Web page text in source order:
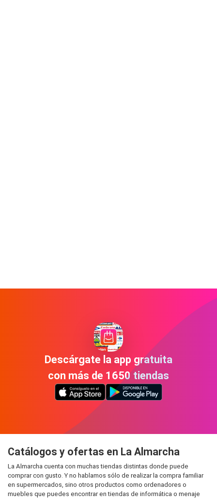
Descárgate la app gratuita
con más de 1650 tiendas
Catálogos y ofertas en La Almarcha
La Almarcha cuenta con muchas tiendas distintas donde puede
comprar con gusto. Y no hablamos sólo de realizar la compra familiar
en supermercados, sino otros productos como ordenadores o
muebles que puedes encontrar en tiendas de informática o menaje